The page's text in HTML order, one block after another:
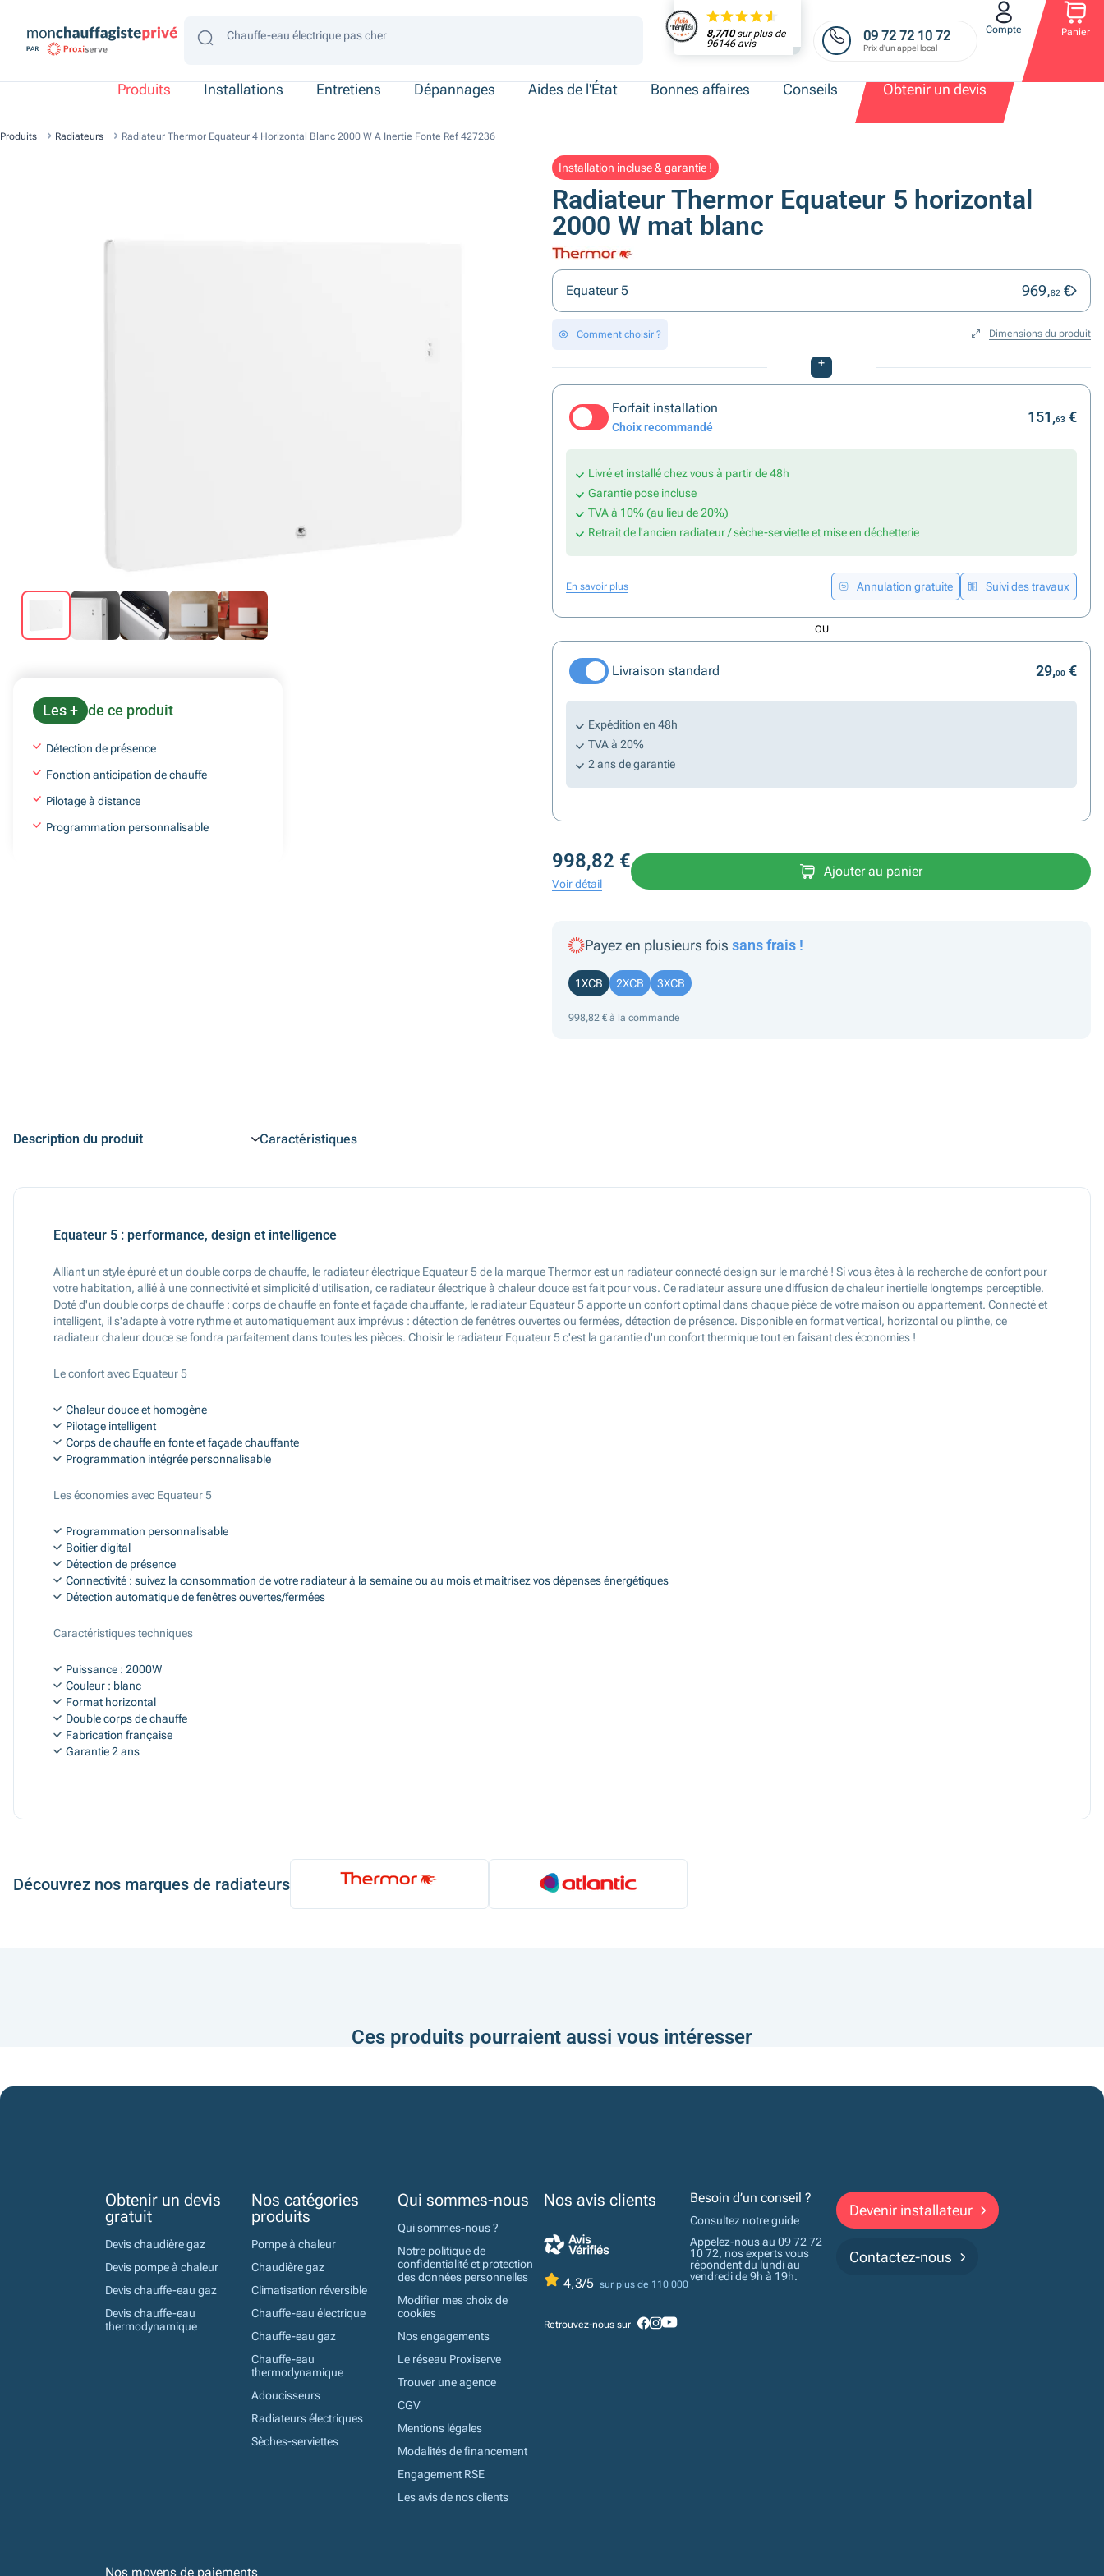
Chauffe-eau électrique pas cher
Chauffe-eau électrique gain de place
Chauffe-eau électrique 4 personnes
Chauffe-eau électrique 2 personnes
Chauffe-eau électrique connecté
8,7/10sur plus de
96146 avis
09 72 72 10 72
Prix d'un appel local
Compte Panier
Produits Installations Entretiens Dépannages Aides de l'État Bonnes affaires Conseils Obtenir un devis
Produits Radiateurs Radiateur Thermor Equateur 4 Horizontal Blanc 2000 W A Inertie Fonte Ref 427236
Installation incluse & garantie !
Radiateur Thermor Equateur 5 horizontal
2000 W mat blanc
Equateur 5 969,82 €
Comment choisir ? Dimensions du produit
+
Forfait installation
Choix recommandé
151,63 €
Livré et installé chez vous à partir de 48h
Garantie pose incluse
TVA à 10% (au lieu de 20%)
Retrait de l'ancien radiateur / sèche-serviette et mise en déchetterie
En savoir plus Annulation gratuite Suivi des travaux
OU
Livraison standard 29,00 €
Expédition en 48h
TVA à 20%
2 ans de garantie
998,82 €
Voir détail
Ajouter au panier
Payez en plusieurs fois sans frais !
1XCB 2XCB 3XCB
998,82 € à la commande
Les + de ce produit
Détection de présence
Fonction anticipation de chauffe
Pilotage à distance
Programmation personnalisable
Description du produit Caractéristiques
Equateur 5 : performance, design et intelligence
Alliant un style épuré et un double corps de chauffe, le radiateur électrique Equateur 5 de la marque Thermor est un radiateur connecté design sur le marché ! Si vous êtes à la recherche de confort pour
votre habitation, allié à une connectivité et simplicité d'utilisation, ce radiateur électrique à chaleur douce est fait pour vous. Ce radiateur assure une diffusion de chaleur inertielle longtemps perceptible.
Doté d'un double corps de chauffe : corps de chauffe en fonte et façade chauffante, le radiateur Equateur 5 apporte un confort optimal dans chaque pièce de votre maison ou appartement. Connecté et
intelligent, il s'adapte à votre rythme et automatiquement aux imprévus : détection de fenêtres ouvertes ou fermées, détection de présence. Disponible en format vertical, horizontal ou plinthe, ce
radiateur chaleur douce se fondra parfaitement dans toutes les pièces. Choisir le radiateur Equateur 5 c'est la garantie d'un confort thermique tout en faisant des économies !
Le confort avec Equateur 5
Chaleur douce et homogène
Pilotage intelligent
Corps de chauffe en fonte et façade chauffante
Programmation intégrée personnalisable
Les économies avec Equateur 5
Programmation personnalisable
Boitier digital
Détection de présence
Connectivité : suivez la consommation de votre radiateur à la semaine ou au mois et maitrisez vos dépenses énergétiques
Détection automatique de fenêtres ouvertes/fermées
Caractéristiques techniques
Puissance : 2000W
Couleur : blanc
Format horizontal
Double corps de chauffe
Fabrication française
Garantie 2 ans
Découvrez nos marques de radiateurs
Ces produits pourraient aussi vous intéresser
Obtenir un devis
gratuit
Devis chaudière gaz
Devis pompe à chaleur
Devis chauffe-eau gaz
Devis chauffe-eau
thermodynamique
Nos catégories
produits
Pompe à chaleur
Chaudière gaz
Climatisation réversible
Chauffe-eau électrique
Chauffe-eau gaz
Chauffe-eau
thermodynamique
Adoucisseurs
Radiateurs électriques
Sèches-serviettes
Qui sommes-nous
Qui sommes-nous ?
Notre politique de
confidentialité et protection
des données personnelles
Modifier mes choix de
cookies
Nos engagements
Le réseau Proxiserve
Trouver une agence
CGV
Mentions légales
Modalités de financement
Engagement RSE
Les avis de nos clients
Nos avis clients
4,3/5 sur plus de 110 000
Retrouvez-nous sur
Besoin d’un conseil ?
Consultez notre guide
Appelez-nous au 09 72 72
10 72, nos experts vous
répondent du lundi au
vendredi de 9h à 19h.
Devenir installateur
Contactez-nous
Nos moyens de paiements